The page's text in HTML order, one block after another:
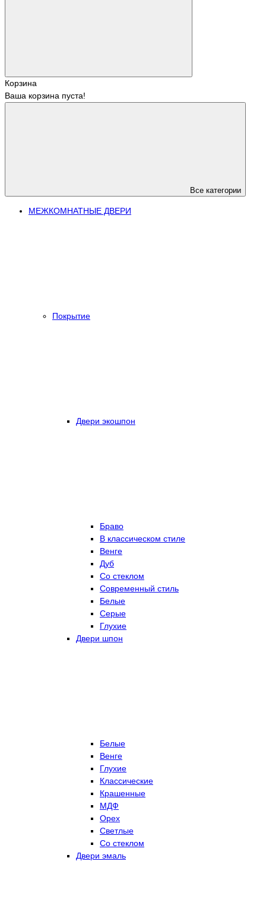
Корзина
Ваша корзина пуста!
Все категории
МЕЖКОМНАТНЫЕ ДВЕРИ
Покрытие
Двери экошпон
Браво
В классическом стиле
Венге
Дуб
Со стеклом
Современный стиль
Белые
Серые
Глухие
Двери шпон
Белые
Венге
Глухие
Классические
Крашенные
МДФ
Орех
Светлые
Со стеклом
Двери эмаль